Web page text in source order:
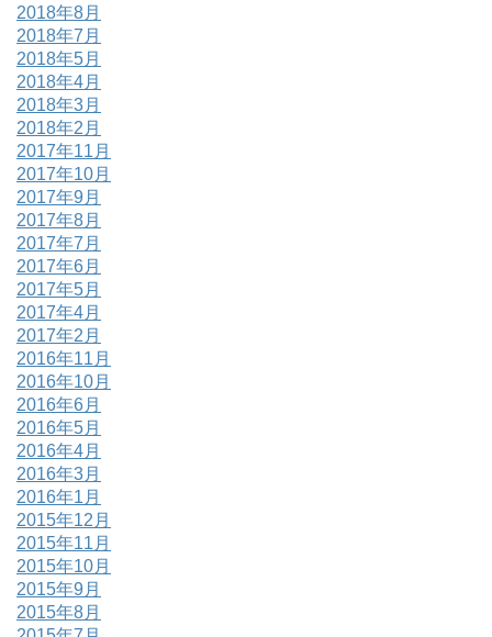
2018年8月
2018年7月
2018年5月
2018年4月
2018年3月
2018年2月
2017年11月
2017年10月
2017年9月
2017年8月
2017年7月
2017年6月
2017年5月
2017年4月
2017年2月
2016年11月
2016年10月
2016年6月
2016年5月
2016年4月
2016年3月
2016年1月
2015年12月
2015年11月
2015年10月
2015年9月
2015年8月